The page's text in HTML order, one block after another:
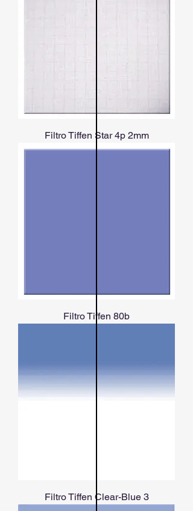
Filtro Tiffen Star 4p 2mm
Filtro Tiffen 80b
Filtro Tiffen Clear-Blue 3